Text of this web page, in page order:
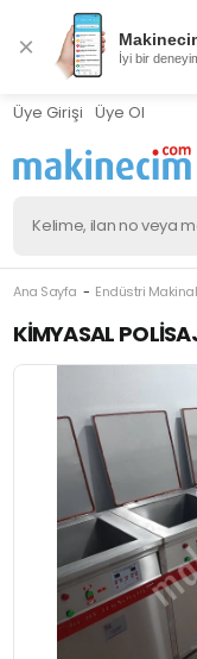
× İyi bir
Üye Girişi Üye Ol
Ana Sayfa Endüstri
KIMYASAL